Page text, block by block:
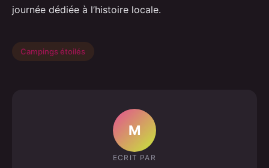
journée dédiée à l’histoire locale.
Campings étoilés
M
ECRIT PAR